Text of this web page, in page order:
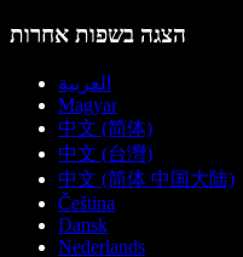
הצגה בשפות אחרות
العربية
Magyar
中文 (简体)
中文 (台灣)
中文 (简体 中国大陆)
Čeština
Dansk
Nederlands